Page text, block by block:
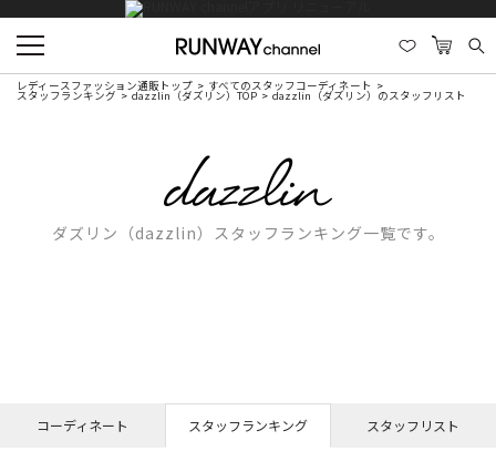
レディースファッション通販トップ すべてのスタッフコーディネート
スタッフランキング dazzlin（ダズリン）TOP dazzlin（ダズリン）のスタッフリスト
ダズリン（dazzlin）スタッフランキング一覧です。
コーディネート スタッフランキング スタッフリスト